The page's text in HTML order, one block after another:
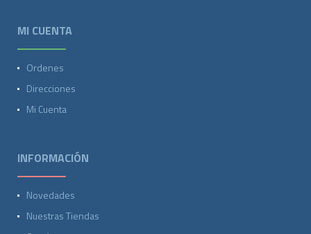
MI CUENTA
Ordenes
Direcciones
Mi Cuenta
INFORMACIÓN
Novedades
Nuestras Tiendas